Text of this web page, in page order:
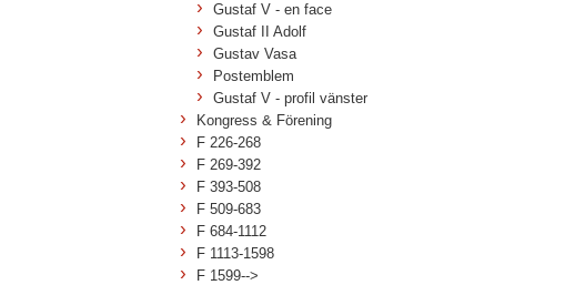
Gustaf V - en face
Gustaf II Adolf
Gustav Vasa
Postemblem
Gustaf V - profil vänster
Kongress & Förening
F 226-268
F 269-392
F 393-508
F 509-683
F 684-1112
F 1113-1598
F 1599-->